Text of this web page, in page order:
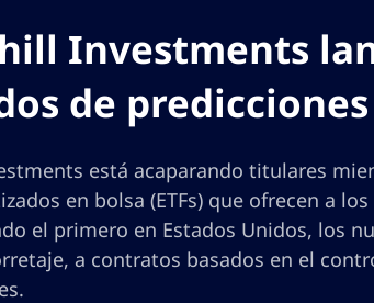
Investments
de
está acaparando titulares
en bolsa (ETFs) que ofrecen a
el primero en Estados Unidos, los
a contratos basados en el